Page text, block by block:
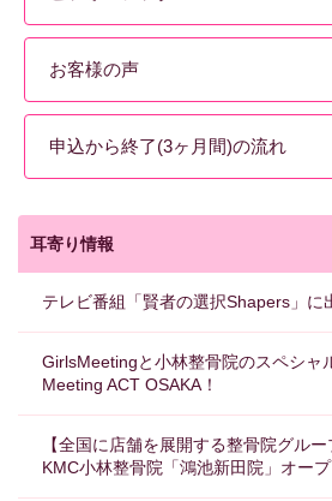
お客様の声
申込から終了(3ヶ月間)の流れ
耳寄り情報
テレビ番組「賢者の選択Shapers」に
GirlsMeetingと小林整骨院のスペシャ
Meeting ACT OSAKA！
【全国に店舗を展開する整骨院グルー
KMC小林整骨院「鴻池新田院」オープ